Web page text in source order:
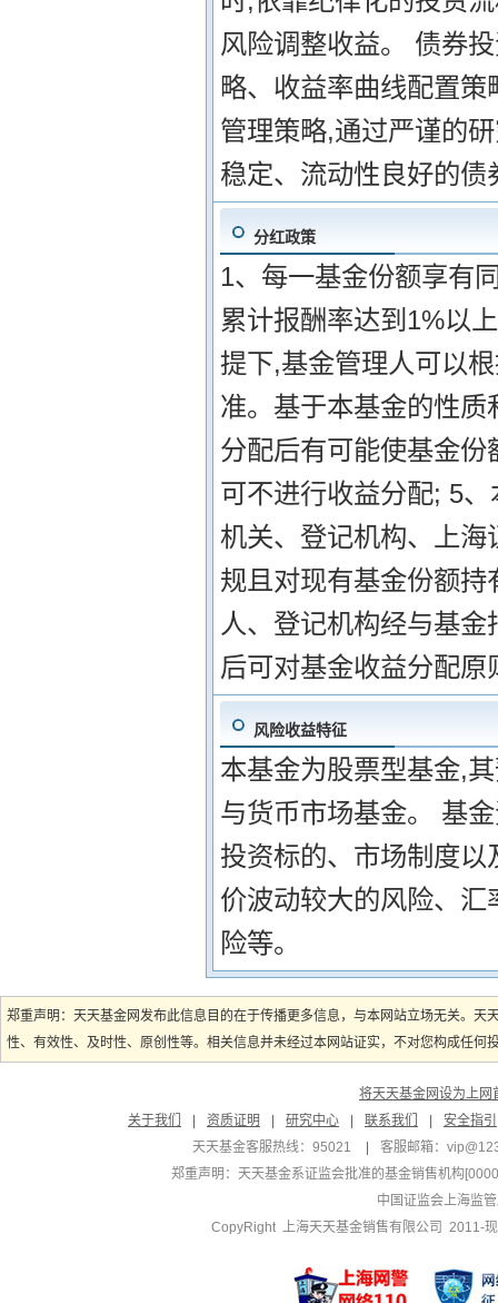
风险调整收益。 债券
略、收益率曲线配置
管理策略,通过严谨的
稳定、流动性良好的债
分红政策
1、每一基金份额享有
累计报酬率达到1%以
提下,基金管理人可以
准。基于本基金的性
分配后有可能使基金
可不进行收益分配; 5
机关、登记机构、上
规且对现有基金份额
人、登记机构经与基
后可对基金收益分配原
风险收益特征
本基金为股票型基金,
与货币市场基金。 基
投资标的、市场制度
价波动较大的风险、
险等。
郑重声明：天天基金网发布此信息目的在于传播更多信息，与本网站立场无关。
性、有效性、及时性、原创性等。相关信息并未经过本网站证实，不对您构成任
将天天基金网设为上网
关于我们
资质证明 研究中心 联系我们
安全指引
天天基金客服热线：95021
客服邮箱：
郑重声明： 天天基金系证监会批准的基金销售机构
中国证监会上海监
CopyRight 上海天天基金销售有限公司 2011-